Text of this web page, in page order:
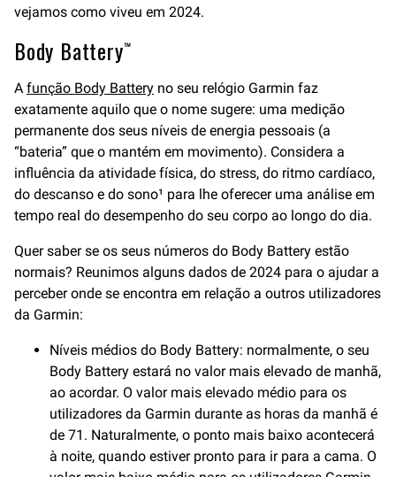
vejamos como viveu em 2024.
Body Battery™
A função Body Battery no seu relógio Garmin faz
exatamente aquilo que o nome sugere: uma medição
permanente dos seus níveis de energia pessoais (a
“bateria” que o mantém em movimento). Considera a
influência da atividade física, do stress, do ritmo cardíaco,
do descanso e do sono¹ para lhe oferecer uma análise em
tempo real do desempenho do seu corpo ao longo do dia.
Quer saber se os seus números do Body Battery estão
normais? Reunimos alguns dados de 2024 para o ajudar a
perceber onde se encontra em relação a outros utilizadores
da Garmin:
Níveis médios do Body Battery: normalmente, o seu
Body Battery estará no valor mais elevado de manhã,
ao acordar. O valor mais elevado médio para os
utilizadores da Garmin durante as horas da manhã é
de 71. Naturalmente, o ponto mais baixo acontecerá
à noite, quando estiver pronto para ir para a cama. O